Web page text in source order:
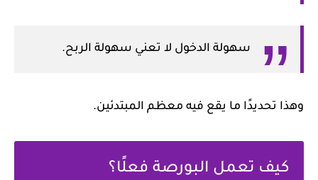
سهولة الدخول لا تعني سهولة الربح.
وهذا تحديدًا ما يقع فيه معظم المبتدئين.
كيف تعمل البورصة فعلًا؟